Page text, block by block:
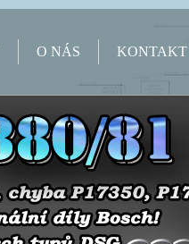
O NÁS KONTAKT